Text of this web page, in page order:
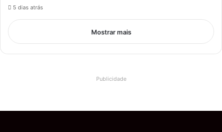
5 dias atrás
Mostrar mais
Publicidade